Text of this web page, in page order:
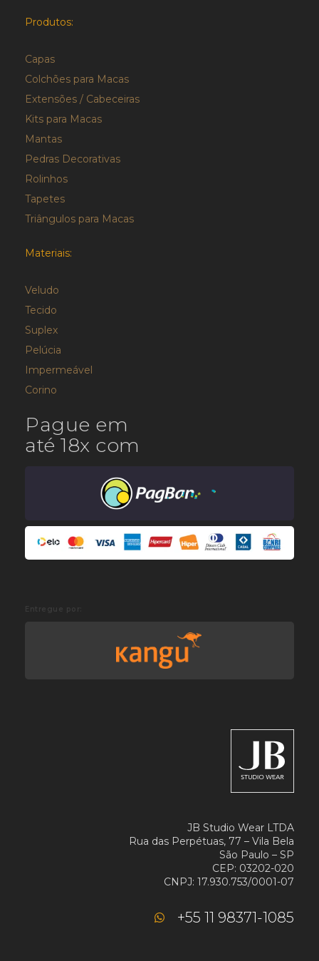
Produtos:
Capas
Colchões para Macas
Extensões / Cabeceiras
Kits para Macas
Mantas
Pedras Decorativas
Rolinhos
Tapetes
Triângulos para Macas
Materiais:
Veludo
Tecido
Suplex
Pelúcia
Impermeável
Corino
Pague em
até 18x com
JB Studio Wear LTDA
Rua das Perpétuas, 77 – Vila Bela
São Paulo – SP
CEP: 03202-020
CNPJ: 17.930.753/0001-07
+55 11 98371-1085